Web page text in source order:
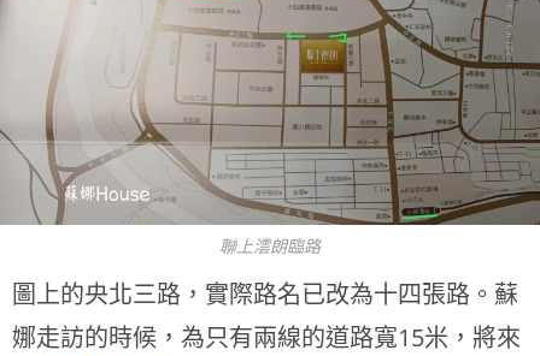
聯上澐朗臨路
圖上的央北三路，實際路名已改為十四張路。蘇
娜走訪的時候，為只有兩線的道路寬15米，將來